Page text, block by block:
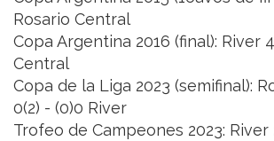
Rosario Central
Copa Argentina 2016 (final): River
Central
Copa de la Liga 2023 (semifinal):
0(2) - (0)0 River
Trofeo de Campeones 2023: River